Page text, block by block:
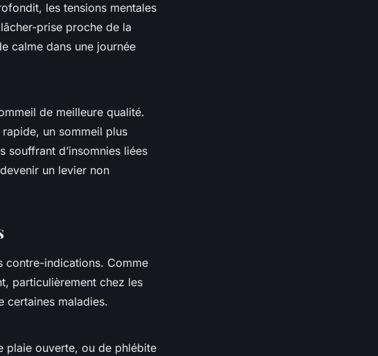
les tensions mentales
prise proche de la
calme dans une journée
de meilleure qualité.
un sommeil plus
souffrant d’insomnies liées
un levier non
contre-indications. Comme
particulièrement chez les
certaines maladies.
plaie ouverte, ou de phlébite